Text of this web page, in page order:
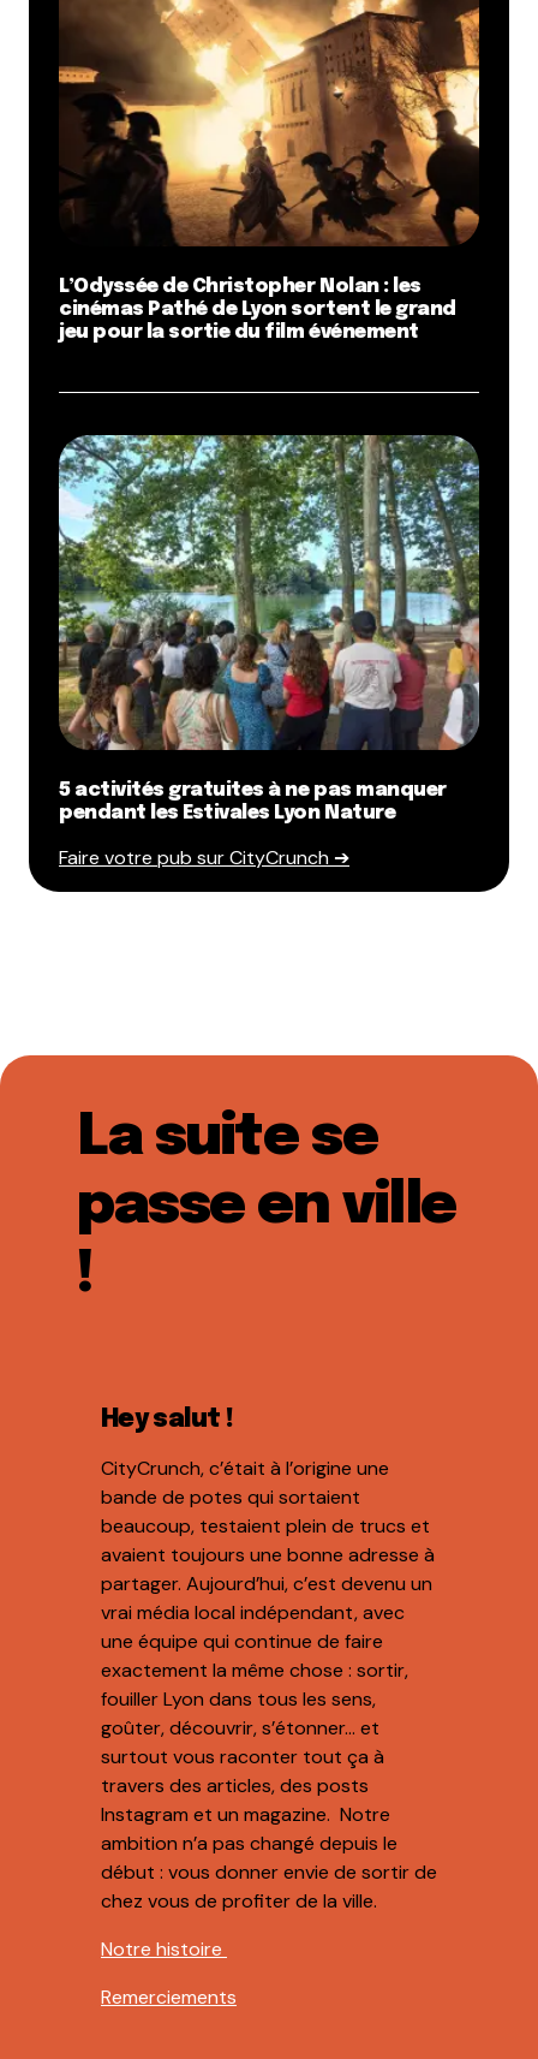
L’Odyssée de Christopher Nolan : les
cinémas Pathé de Lyon sortent le grand
jeu pour la sortie du film événement
5 activités gratuites à ne pas manquer
pendant les Estivales Lyon Nature
Faire votre pub sur CityCrunch ➔
La suite se
passe en ville
!
Hey salut !
CityCrunch, c’était à l’origine une
bande de potes qui sortaient
beaucoup, testaient plein de trucs et
avaient toujours une bonne adresse à
partager. Aujourd’hui, c’est devenu un
vrai média local indépendant, avec
une équipe qui continue de faire
exactement la même chose : sortir,
fouiller Lyon dans tous les sens,
goûter, découvrir, s’étonner… et
surtout vous raconter tout ça à
travers des articles, des posts
Instagram et un magazine. Notre
ambition n’a pas changé depuis le
début : vous donner envie de sortir de
chez vous de profiter de la ville.
Notre histoire
Remerciements